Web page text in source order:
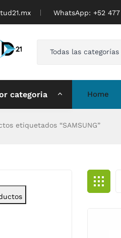
WhatsApp: ‪+52
Todas las categorías
categoria Home
etiquetados “SAMSUNG”